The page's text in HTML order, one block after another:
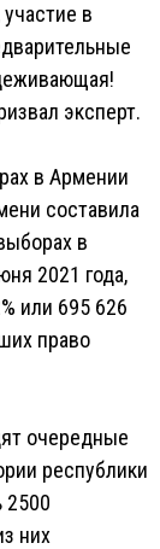
в
эксперт.
в Армении
составила
в
2021 года,
или 695 626
право
очередные
республики
2500
них